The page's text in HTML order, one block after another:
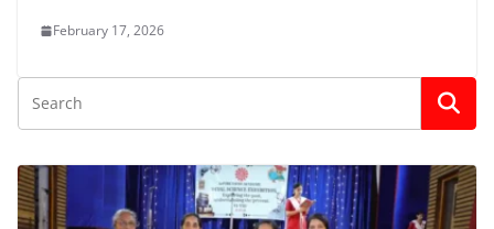
February 17, 2026